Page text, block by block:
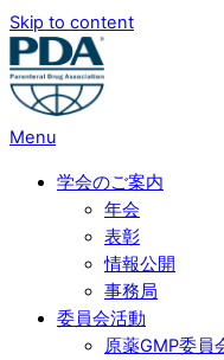
Skip to content
Menu
学会のご案内
年会
表彰
情報公開
事務局
委員会活動
原薬GMP委員